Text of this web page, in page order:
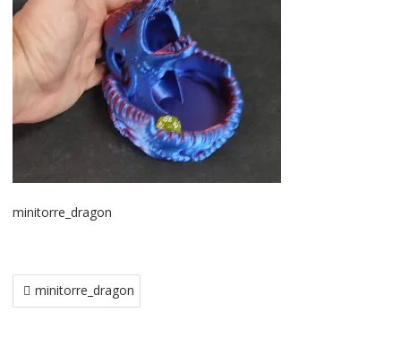
minitorre_dragon
Navegación
de
minitorre_dragon